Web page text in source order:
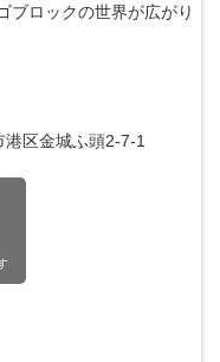
ブロックの世界が広がり
区金城ふ頭2-7-1